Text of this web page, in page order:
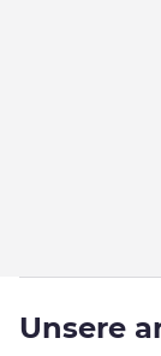
Unsere